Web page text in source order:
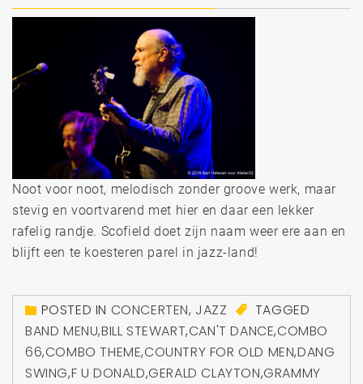
Noot voor noot, melodisch zonder groove werk, maar
stevig en voortvarend met hier en daar een lekker
rafelig randje. Scofield doet zijn naam weer ere aan en
blijft een te koesteren parel in jazz-land!
POSTED IN CONCERTEN, JAZZ
TAGGED
BAND MENU,BILL STEWART,CAN'T DANCE,COMBO
66,COMBO THEME,COUNTRY FOR OLD MEN,DANG
SWING,F U DONALD,GERALD CLAYTON,GRAMMY